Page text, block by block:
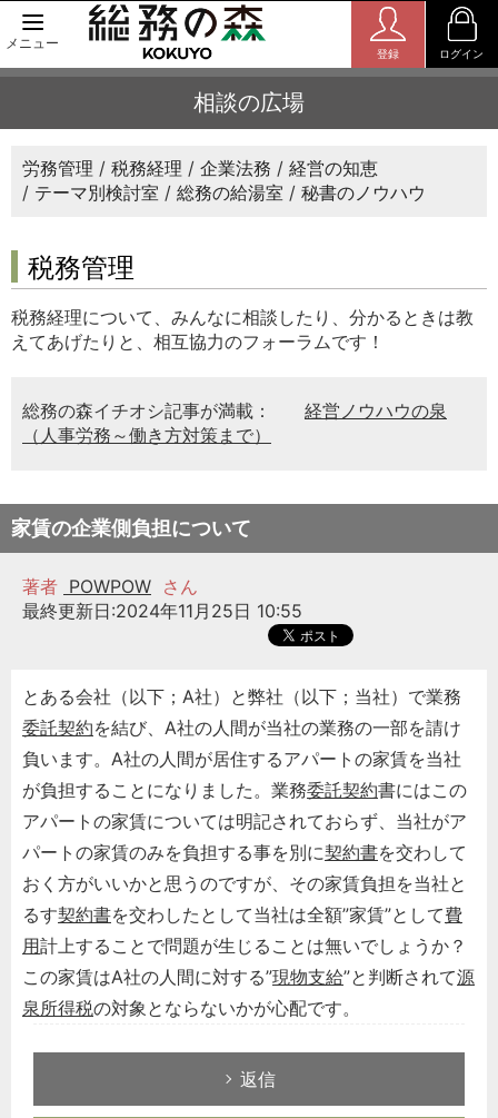
メニュー
登録 ログイン
相談の広場
労務管理 税務経理 企業法務
経営の知恵
テーマ別検討室
総務の給湯室 秘書のノウハウ
税務管理
税務経理について、みんなに相談したり、分かるときは教
えてあげたりと、相互協力のフォーラムです！
総務の森イチオシ記事が満載：
経営ノウハウの泉
（人事労務～働き方対策まで）
家賃の企業側負担について
著者 POWPOW さん
最終更新日:2024年11月25日 10:55
とある会社（以下；A社）と弊社（以下；当社）で業務
委託契約を結び、A社の人間が当社の業務の一部を請け
負います。A社の人間が居住するアパートの家賃を当社
が負担することになりました。業務委託契約書にはこの
アパートの家賃については明記されておらず、当社がア
パートの家賃のみを負担する事を別に契約書を交わして
おく方がいいかと思うのですが、その家賃負担を当社と
るす契約書を交わしたとして当社は全額”家賃”として費
用計上することで問題が生じることは無いでしょうか？
この家賃はA社の人間に対する”現物支給”と判断されて源
泉所得税の対象とならないかが心配です。
返信